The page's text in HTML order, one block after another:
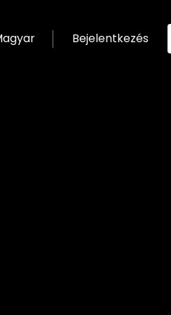
Bejelentkezés